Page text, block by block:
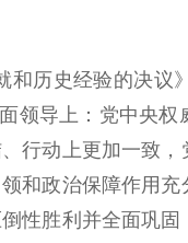
史经验的决议
领导上：党中央
行动上更加一致
和政治保障作用
性胜利并全面巩